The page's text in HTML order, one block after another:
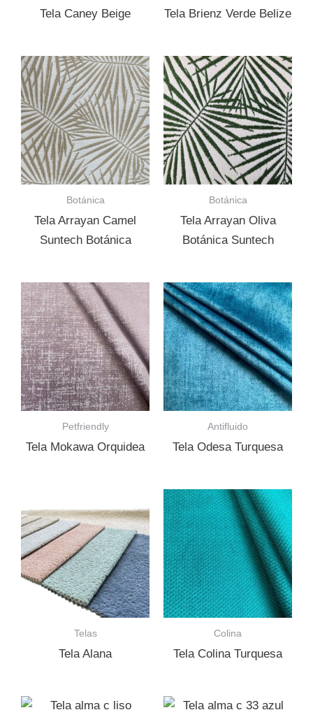
Tela Caney Beige Tela Brienz Verde Belize
Botánica
Tela Arrayan Camel
Suntech Botánica
Botánica
Tela Arrayan Oliva
Botánica Suntech
Petfriendly
Tela Mokawa Orquidea
Antifluido
Tela Odesa Turquesa
Telas
Tela Alana
Colina
Tela Colina Turquesa